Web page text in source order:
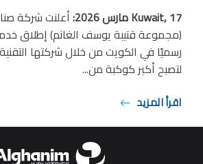
Kuwait, 17 مارس 2026:
أعلنت شركة
(مجموعة قتيبة يوسف الغانم) إطلاق
رسميًا في الكويت من خلال شركتها
لتصبح أكبر كوكبة من...
اقرأ المزيد